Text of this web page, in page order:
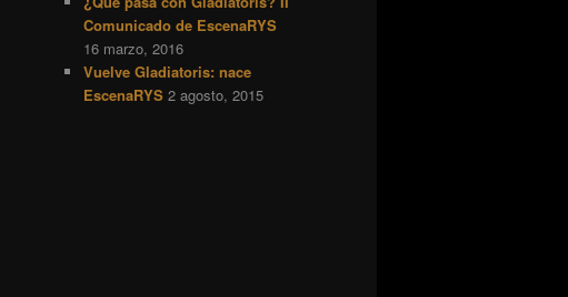
Comunicado de EscenaRYS
16 marzo, 2016
Vuelve Gladiatoris: nace
EscenaRYS 2 agosto, 2015